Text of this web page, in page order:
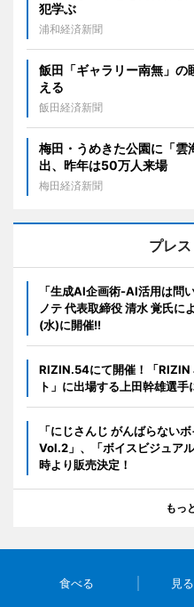
犯学ぶ
浦和経済新聞
飯田「ギャラリー南無」
える
飯田経済新聞
梅田・うめきた公園に「
出、昨年は50万人来場
梅田経済新聞
プレ
「生成AI企画術-AI活用は問
ノテ 代表取締役 清水 覚氏
(水)に開催!!
RIZIN.54にて開催！「RIZIN
ト」に出場する上田幹雄選手
「にじさんじ がんばらない
Vol.2」、「ボイスビジュア
時より販売決定！
もっ
食べる 見